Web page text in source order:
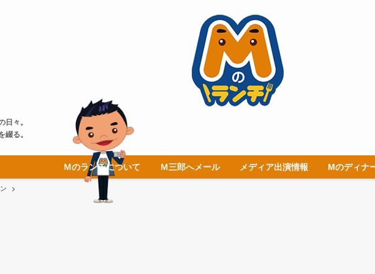
日々。
綴る。
Ｍのランチについて Ｍ三郎へメール メディア出演情報 Mのディナ